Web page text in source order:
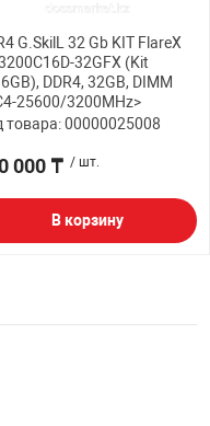
G.SkilL 32 Gb KIT FlareX
32GFX (Kit
DDR4, 32GB, DIMM
25600/3200MHz>
товара: 00000025008
000 ₸ / шт.
В корзину